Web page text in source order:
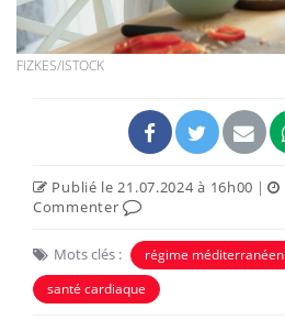
FIZKES/ISTOCK
Publié le 21.07.2024 à 16h00 |
Commenter
Mots clés : régime méditerranéen
santé cardiaque